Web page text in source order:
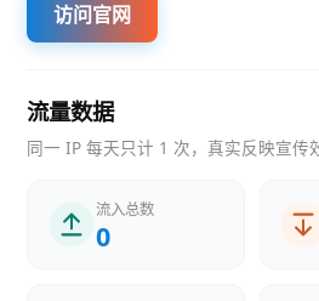
访问官网
流量数据
同一 IP 每天只计 1 次，真实反映宣传
流入总数
0